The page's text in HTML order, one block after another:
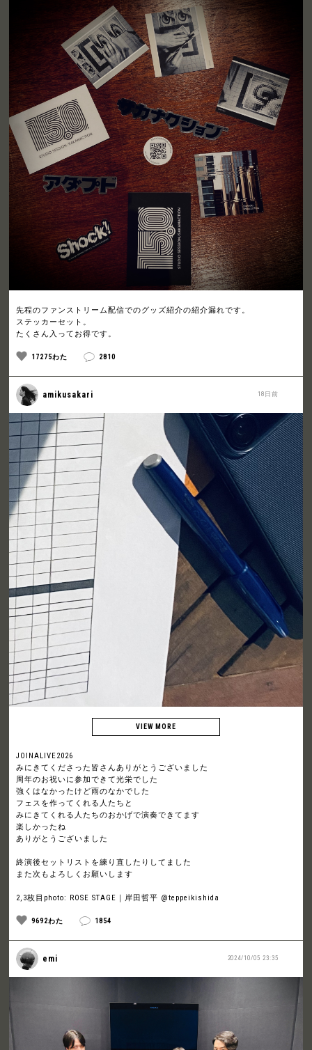
先程のファンストリーム配信でのグッズ紹介の紹介漏れです。
ステッカーセット。
たくさん入ってお得です。
17275わた 2810
18日前
amikusakari
JOINALIVE2026
みにきてくださった皆さんありがとうございました
周年のお祝いに参加できて光栄でした
強くはなかったけど雨のなかでした
フェスを作ってくれる人たちと
みにきてくれる人たちのおかげで演奏できてます
楽しかったね
ありがとうございました
終演後セットリストを練り直したりしてました
また次もよろしくお願いします
2,3枚目photo: ROSE STAGE｜岸田哲平 @teppeikishida
9692わた 1854
2024/10/05 23:35
emi